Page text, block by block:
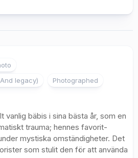
legacy)
Photographed
vanlig bäbis i sina bästa år, som en
trauma; hennes favorit-
mystiska omständigheter. Det
som stulit den för att använda